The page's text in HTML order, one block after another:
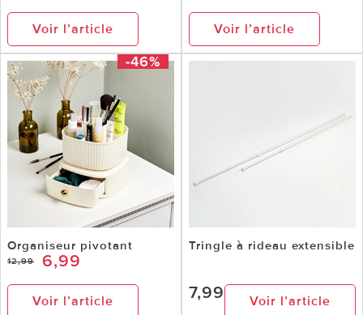
Voir l’article Voir l’article
-46%
Organiseur pivotant
12,99 6,99
Voir l’article
Tringle à rideau extensible
7,99 Voir l’article